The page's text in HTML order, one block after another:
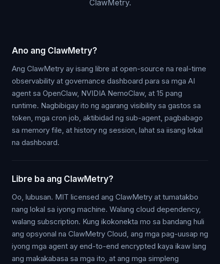
ClawMetry.
Ano ang ClawMetry?
Ang ClawMetry ay isang libre at open-source na real-time
observability at governance dashboard para sa mga AI
agent sa OpenClaw, NVIDIA NemoClaw, at 15 pang
runtime. Nagbibigay ito ng agarang visibility sa gastos sa
token, mga cron job, aktibidad ng sub-agent, pagbabago
sa memory file, at history ng session, lahat sa iisang lokal
na dashboard.
Libre ba ang ClawMetry?
Oo, lubusan. MIT licensed ang ClawMetry at tumatakbo
nang lokal sa iyong machine. Walang cloud dependency,
walang subscription. Kung ikokonekta mo sa bandang huli
ang opsyonal na ClawMetry Cloud, ang mga pag-uusap ng
iyong mga agent ay end-to-end encrypted kaya ikaw lang
ang makakabasa sa mga ito, at ang mga simpleng